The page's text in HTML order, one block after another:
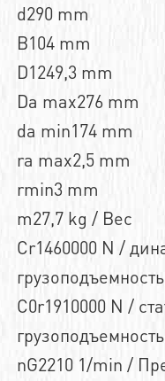
d290 mm
B104 mm
D1249,3 mm
Da max276 mm
da min174 mm
ra max2,5 mm
rmin3 mm
m27,7 kg / Вес
Cr1460000 N /
C0r1910000 N /
nG2210 1/min /